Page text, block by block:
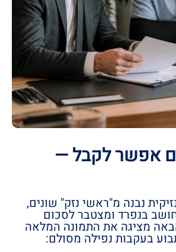
אפשר לקבל —
נבנה מ"ראשי נזק" שונים,
בנפרד ומצטבר לסכום
מציגה את התמונה המלאה
בעקבות נפילה מסולם: